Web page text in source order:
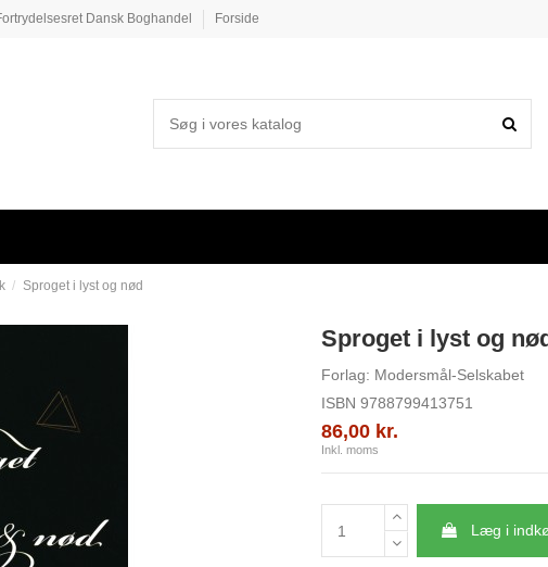
Dansk Boghandel Forside
Sproget i lyst og nød
Sproget i lyst og
Forlag: Modersmål-Selskabet
ISBN 9788799413751
86,00 kr.
Inkl. moms
Læg i